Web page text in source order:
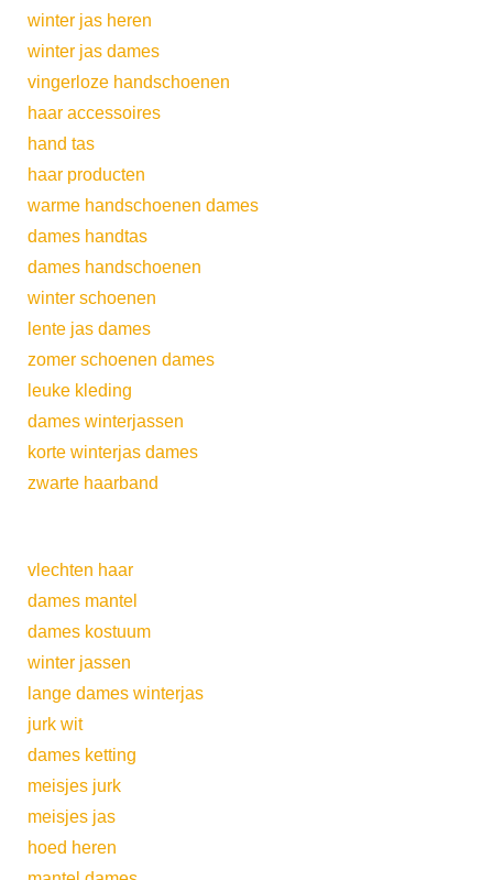
winter jas heren
winter jas dames
vingerloze handschoenen
haar accessoires
hand tas
haar producten
warme handschoenen dames
dames handtas
dames handschoenen
winter schoenen
lente jas dames
zomer schoenen dames
leuke kleding
dames winterjassen
korte winterjas dames
zwarte haarband
vlechten haar
dames mantel
dames kostuum
winter jassen
lange dames winterjas
jurk wit
dames ketting
meisjes jurk
meisjes jas
hoed heren